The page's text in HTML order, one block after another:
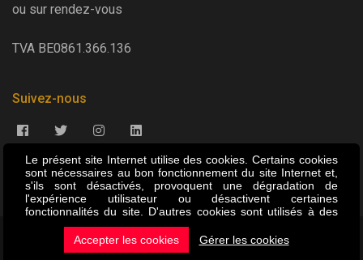
ou sur rendez-vous
TVA BE0861.366.136
Suivez-nous
Copyright ©2026 - Le Roi de la Fraise
Le présent site Internet utilise des cookies. Certains cookies
sont nécessaires au bon fonctionnement du site Internet et,
s'ils sont désactivés, provoquent une dégradation de
l'expérience utilisateur ou désactivent certaines
fonctionnalités du site. D'autres cookies sont utilisés à des
fins d'analyse ou de marketing. Les cookies nous permettent
de personnaliser le contenu et les annonces, d'offrir des
fonctionnalités relatives aux médias sociaux et d'analyser
Accepter les cookies Gérer les cookies